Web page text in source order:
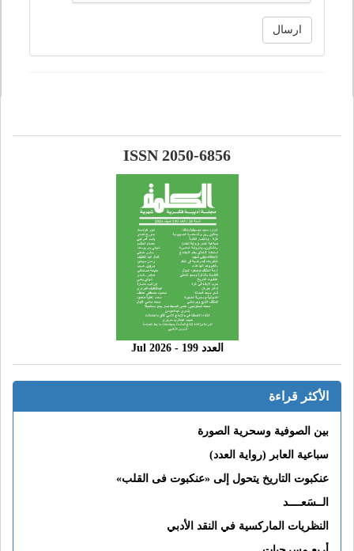
ارسال
ISSN 2050-6856
العدد 199 - 2026 Jul
الأكثر قراءة
بين الصوفية وسحرية الصورة
سباعية العابر (رواية العدد)
عنكبوت التاريخ يتحول إلى «عنكبوت فى القلب»
الــسَعــــد
النظريات الماركسية في النقد الأدبي